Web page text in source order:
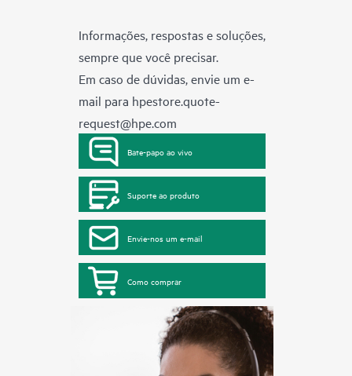
Informações, respostas e soluções,
sempre que você precisar.
Em caso de dúvidas, envie um e-
mail para hpestore.quote-
request@hpe.com
Bate-papo ao vivo
Suporte ao produto
Envie-nos um e-mail
Como comprar